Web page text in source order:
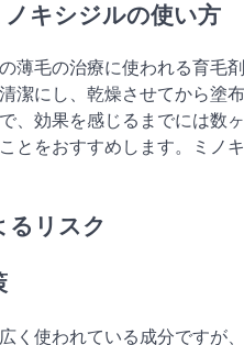
キシジルの使い方
薄毛の治療に使われる育毛
潔にし、乾燥させてから塗
、効果を感じるまでには
とをおすすめします。ミノ
るリスク
く使われている成分です